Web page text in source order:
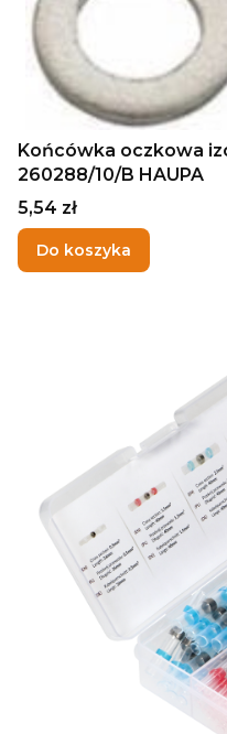
Końcówka oczkowa
260288/10/B HAUPA
Cena
5,54 zł
Do koszyka